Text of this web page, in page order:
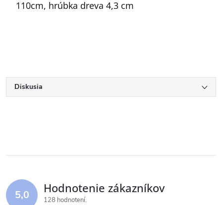
110cm, hrúbka dreva 4,3 cm
Diskusia
5,0 Hodnotenie zákazníkov
128 hodnotení